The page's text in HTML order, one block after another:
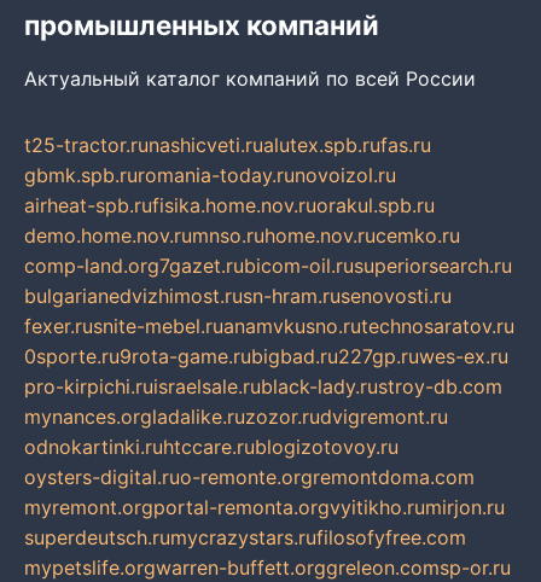
промышленных компаний
Актуальный каталог компаний по всей России
t25-tractor.runashicveti.rualutex.spb.rufas.ru
gbmk.spb.ruromania-today.runovoizol.ru
airheat-spb.rufisika.home.nov.ruorakul.spb.ru
demo.home.nov.rumnso.ruhome.nov.rucemko.ru
comp-land.org7gazet.rubicom-oil.rusuperiorsearch.ru
bulgarianedvizhimost.rusn-hram.rusenovosti.ru
fexer.rusnite-mebel.ruanamvkusno.rutechnosaratov.ru
0sporte.ru9rota-game.rubigbad.ru227gp.ruwes-ex.ru
pro-kirpichi.ruisraelsale.rublack-lady.rustroy-db.com
mynances.orgladalike.ruzozor.rudvigremont.ru
odnokartinki.ruhtccare.rublogizotovoy.ru
oysters-digital.ruo-remonte.orgremontdoma.com
myremont.orgportal-remonta.orgvyitikho.rumirjon.ru
superdeutsch.rumycrazystars.rufilosofyfree.com
mypetslife.orgwarren-buffett.orggreleon.comsp-or.ru